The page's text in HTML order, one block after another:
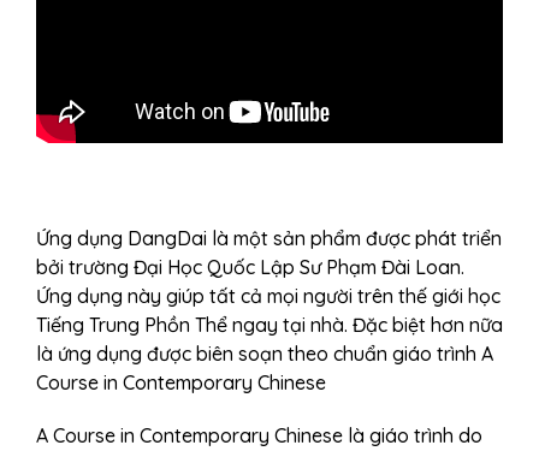
Ứng dụng DangDai là một sản phẩm được phát triển
bởi trường Đại Học Quốc Lập Sư Phạm Đài Loan.
Ứng dụng này giúp tất cả mọi người trên thế giới học
Tiếng Trung Phồn Thể ngay tại nhà. Đặc biệt hơn nữa
là ứng dụng được biên soạn theo chuẩn giáo trình A
Course in Contemporary Chinese
A Course in Contemporary Chinese là giáo trình do